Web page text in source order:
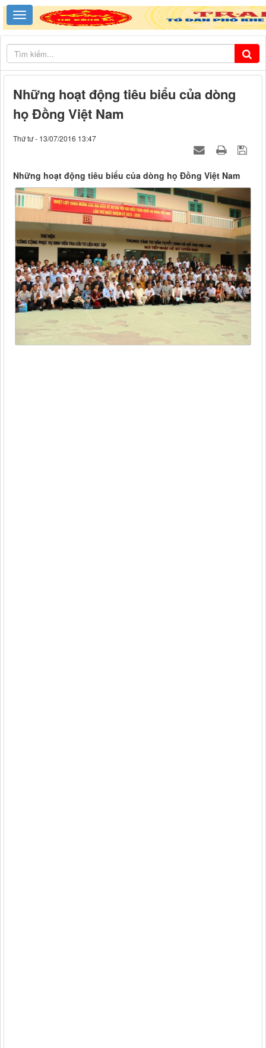
Những hoạt động tiêu biểu của dòng
họ Đồng Việt Nam
Thứ tư - 13/07/2016 13:47
Những hoạt động tiêu biểu của dòng họ Đồng Việt Nam